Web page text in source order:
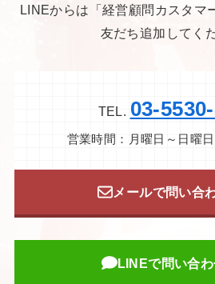
LINEからは「経営顧問カスタマ
友だち追加してく
TEL. 03-
営業時間：月曜日～日曜
メールで問い合
LINEで問い合